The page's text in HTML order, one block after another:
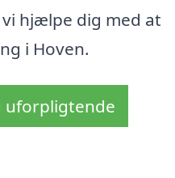
hjælpe dig med at
i Hoven.
uforpligtende